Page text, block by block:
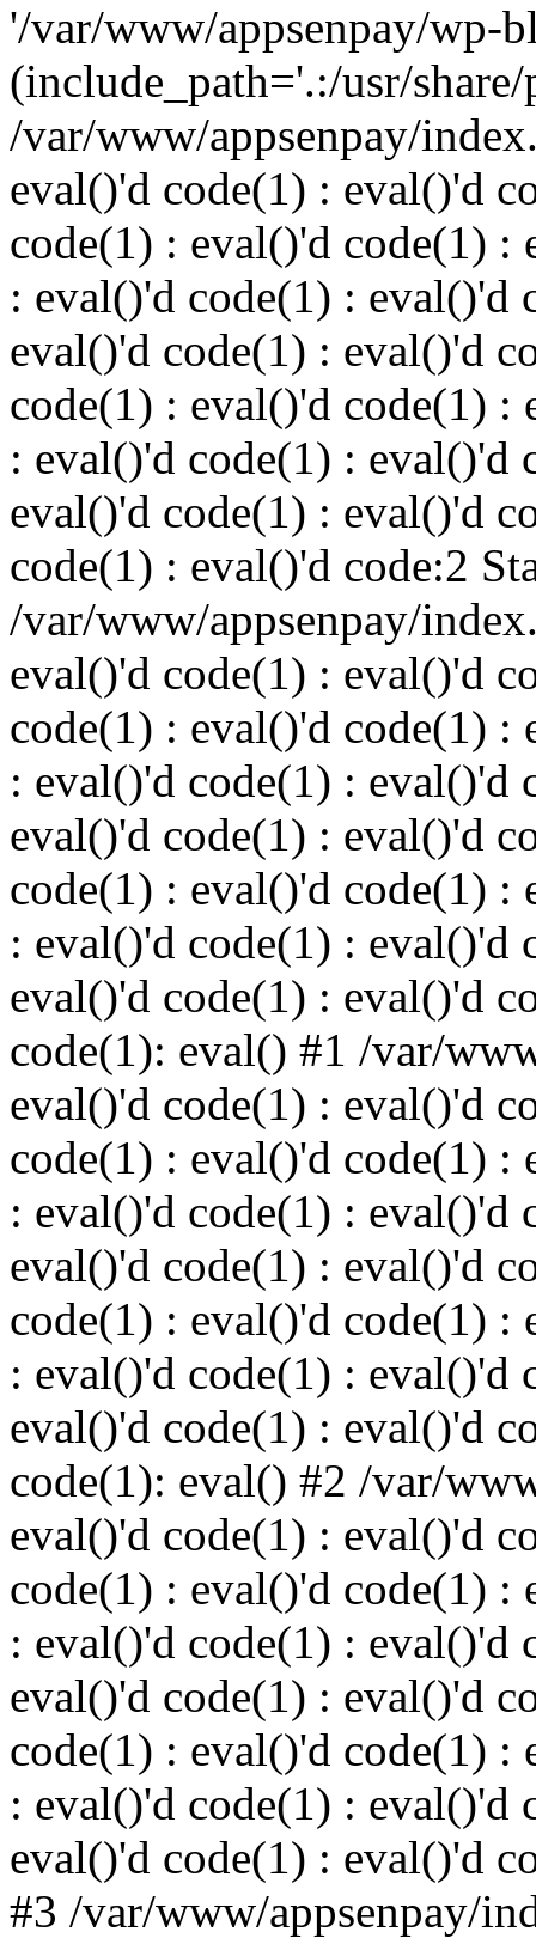
'/var/www/appsenpay/wp-
(include_path='.:/usr/
/var/www/appsenpay/
eval()'d code(1) : eval()'d
code(1) : eval()'d code(1) :
: eval()'d code(1) : eval()'d
eval()'d code(1) : eval()'d
code(1) : eval()'d code(1) :
: eval()'d code(1) : eval()'d
eval()'d code(1) : eval()'d
code(1) : eval()'d code:2
/var/www/appsenpay/
eval()'d code(1) : eval()'d
code(1) : eval()'d code(1) :
: eval()'d code(1) : eval()'d
eval()'d code(1) : eval()'d
code(1) : eval()'d code(1) :
: eval()'d code(1) : eval()'d
eval()'d code(1) : eval()'d
code(1): eval() #1 /var/
eval()'d code(1) : eval()'d
code(1) : eval()'d code(1) :
: eval()'d code(1) : eval()'d
eval()'d code(1) : eval()'d
code(1) : eval()'d code(1) :
: eval()'d code(1) : eval()'d
eval()'d code(1) : eval()'d
code(1): eval() #2 /var/
eval()'d code(1) : eval()'d
code(1) : eval()'d code(1) :
: eval()'d code(1) : eval()'d
eval()'d code(1) : eval()'d
code(1) : eval()'d code(1) :
: eval()'d code(1) : eval()'d
eval()'d code(1) : eval()'d
#3 /var/www/appsenpay/